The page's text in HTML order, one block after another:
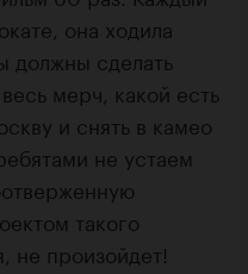
она ходила
должны сделать
мерч, какой есть
и снять в камео
не устаем
такого
не произойдет!